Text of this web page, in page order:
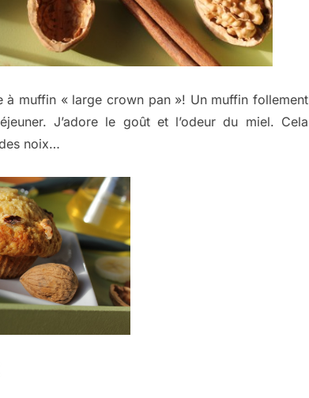
à muffin « large crown pan »! Un muffin follement
J’adore le goût et l’odeur du miel. Cela
noix…